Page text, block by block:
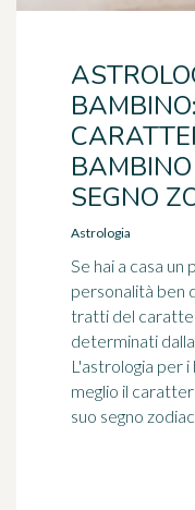
SEGNO
Astrologia
Se hai a casa
personalità ben
tratti del
determinati
L'astrologia per
meglio il
suo segno